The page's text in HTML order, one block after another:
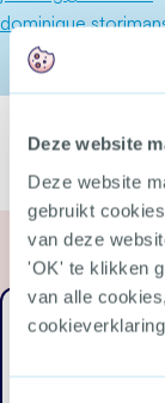
Deze website
Deze website
gebruikt
van deze
'OK' te klikken
van alle